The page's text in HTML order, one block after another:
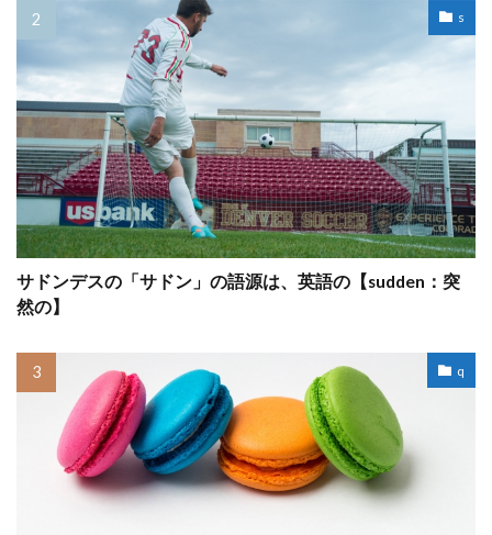
s
サドンデスの「サドン」の語源は、英語の【sudden：突
然の】
q